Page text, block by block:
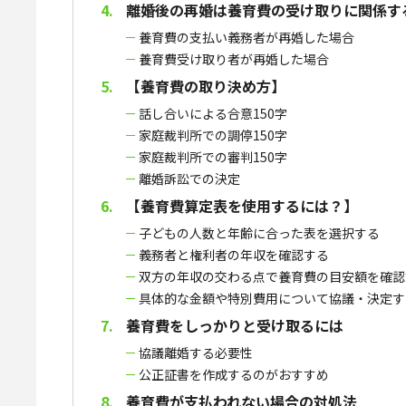
離婚後の再婚は養育費の受け取りに関係す
養育費の支払い義務者が再婚した場合
養育費受け取り者が再婚した場合
【養育費の取り決め方】
話し合いによる合意150字
家庭裁判所での調停150字
家庭裁判所での審判150字
離婚訴訟での決定
【養育費算定表を使用するには？】
子どもの人数と年齢に合った表を選択する
義務者と権利者の年収を確認する
双方の年収の交わる点で養育費の目安額を確
具体的な金額や特別費用について協議・決定
養育費をしっかりと受け取るには
協議離婚する必要性
公正証書を作成するのがおすすめ
養育費が支払われない場合の対処法